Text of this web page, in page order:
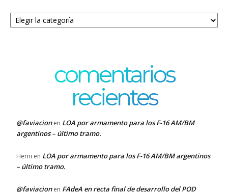
Categorías
comentarios
recientes
@faviacionen LOA por armamento para los F-16 AM/BM
argentinos – último tramo.
Herni en LOA por armamento para los F-16 AM/BM argentinos
– último tramo.
@faviacionen FAdeA en recta final de desarrollo del POD